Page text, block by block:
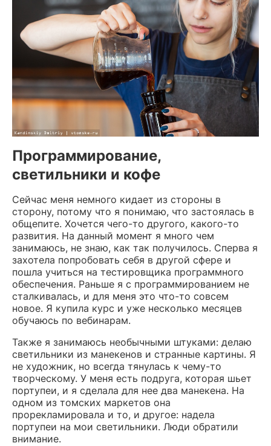
Программирование,
светильники и кофе
Сейчас меня немного кидает из стороны в
сторону, потому что я понимаю, что застоялась в
общепите. Хочется чего-то другого, какого-то
развития. На данный момент я много чем
занимаюсь, не знаю, как так получилось. Сперва я
захотела попробовать себя в другой сфере и
пошла учиться на тестировщика программного
обеспечения. Раньше я с программированием не
сталкивалась, и для меня это что-то совсем
новое. Я купила курс и уже несколько месяцев
обучаюсь по вебинарам.
Также я занимаюсь необычными штуками: делаю
светильники из манекенов и странные картины. Я
не художник, но всегда тянулась к чему-то
творческому. У меня есть подруга, которая шьет
портупеи, и я сделала для нее два манекена. На
одном из томских маркетов она
прорекламировала и то, и другое: надела
портупеи на мои светильники. Люди обратили
внимание.